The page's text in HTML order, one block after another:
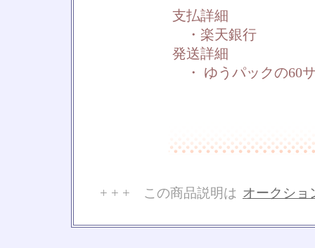
支払詳細
・楽天銀行
発送詳細
・ ゆうパックの60
+ + + この商品説明は オークショ